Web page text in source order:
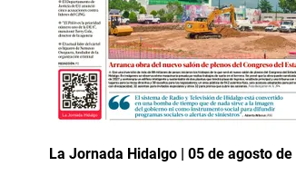
La Jornada Hidalgo | 05 de agosto de